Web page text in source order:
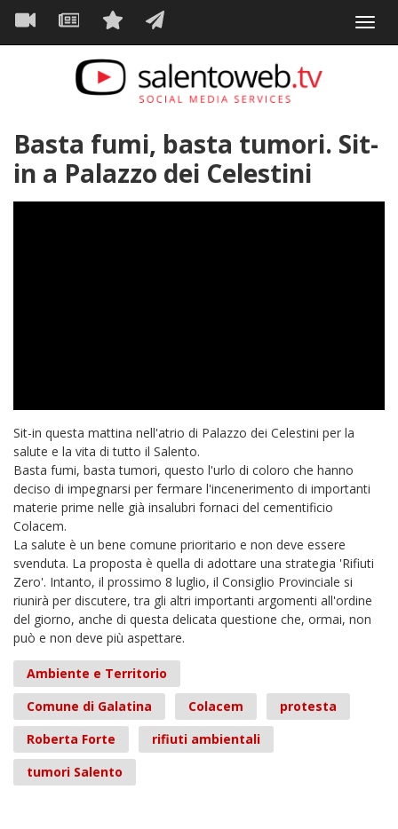
Salta
contenuto
Navigazione
principale
Basta fumi, basta tumori. Sit-
in a Palazzo dei Celestini
Sit-in questa mattina nell'atrio di Palazzo dei Celestini per la
salute e la vita di tutto il Salento.
Basta fumi, basta tumori, questo l'urlo di coloro che hanno
deciso di impegnarsi per fermare l'incenerimento di importanti
materie prime nelle già insalubri fornaci del cementificio
Colacem.
La salute è un bene comune prioritario e non deve essere
svenduta. La proposta è quella di adottare una strategia 'Rifiuti
Zero'. Intanto, il prossimo 8 luglio, il Consiglio Provinciale si
riunirà per discutere, tra gli altri importanti argomenti all'ordine
del giorno, anche di questa delicata questione che, ormai, non
può e non deve più aspettare.
Ambiente e Territorio
Comune di Galatina
Colacem
protesta
Roberta Forte
rifiuti ambientali
tumori Salento